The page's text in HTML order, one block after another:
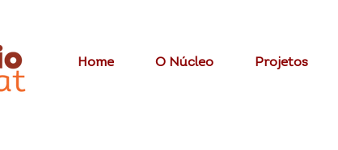
Home O Núcleo Projetos